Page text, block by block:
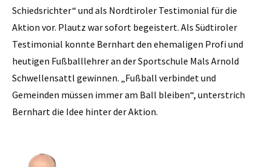
Schiedsrichter“ und als Nordtiroler Testimonial für die
Aktion vor. Plautz war sofort begeistert. Als Südtiroler
Testimonial konnte Bernhart den ehemaligen Profi und
heutigen Fußballlehrer an der Sportschule Mals Arnold
Schwellensattl gewinnen. „Fußball verbindet und
Gemeinden müssen immer am Ball bleiben“, unterstrich
Bernhart die Idee hinter der Aktion.